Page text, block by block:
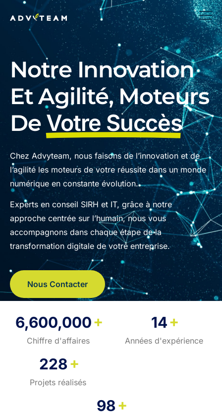
Notre Innovation
Et Agilité, Moteurs
De Votre Succès
Chez Advyteam, nous faisons de l’innovation et de
l’agilité les moteurs de votre réussite dans un monde
numérique en constante évolution.
Experts en conseil SIRH et IT, grâce à notre
approche centrée sur l’humain, nous vous
accompagnons dans chaque étape de la
transformation digitale de votre entreprise.
Nous Contacter
6,600,000+
Chiffre d'affaires
14+
Années d'expérience
228+
Projets réalisés
98+